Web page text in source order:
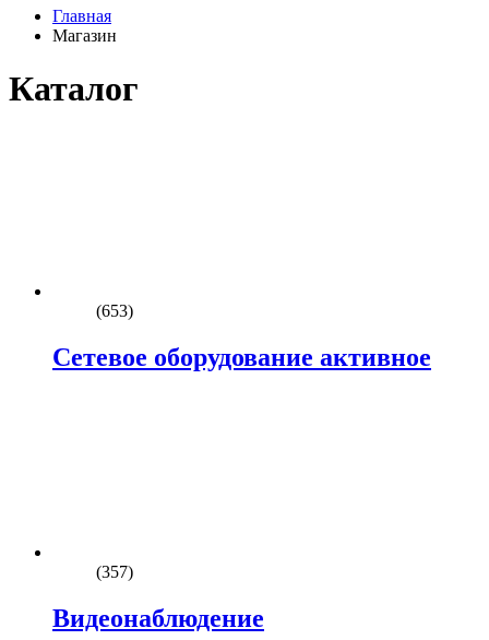
Главная
Магазин
Каталог
(653)
Сетевое оборудование активное
(357)
Видеонаблюдение